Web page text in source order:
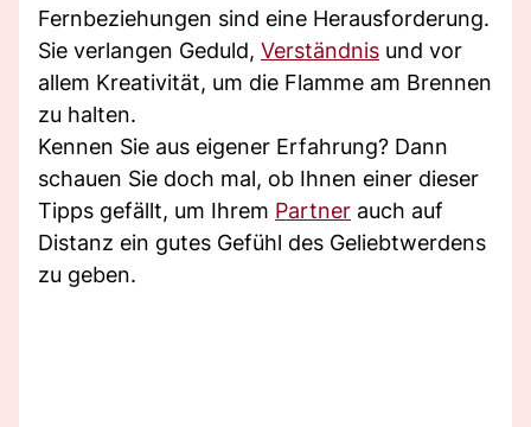
Fernbeziehungen sind eine Herausforderung.
Sie verlangen Geduld, Verständnis und vor
allem Kreativität, um die Flamme am Brennen
zu halten.
Kennen Sie aus eigener Erfahrung? Dann
schauen Sie doch mal, ob Ihnen einer dieser
Tipps gefällt, um Ihrem Partner auch auf
Distanz ein gutes Gefühl des Geliebtwerdens
zu geben.